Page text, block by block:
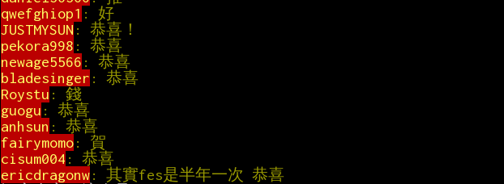
qwefghiop1 : 好
JUSTMYSUN : 恭喜！
pekora998 : 恭喜
newage5566 : 恭喜
bladesinger : 恭喜
Roystu : 錢
guogu : 恭喜
anhsun : 恭喜
fairymomo: 賀
cisum004 : 恭喜
ericdragonw: 其實fes是半年一次 恭喜